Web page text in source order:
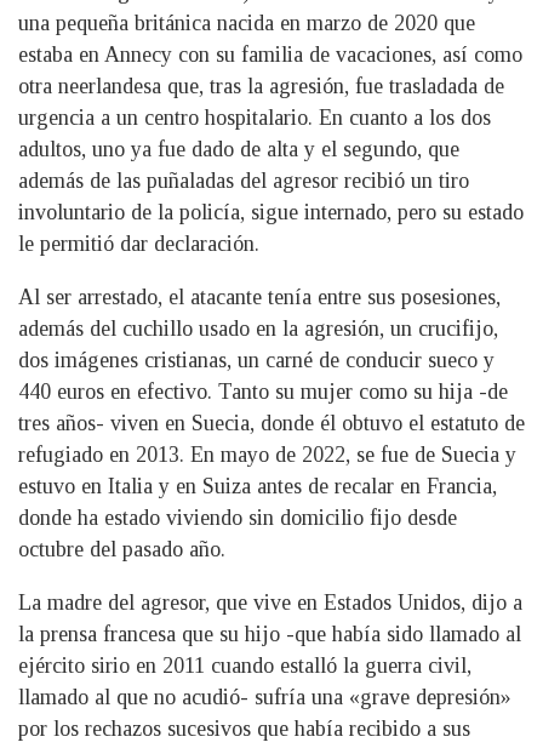
una pequeña británica nacida en marzo de 2020 que
estaba en Annecy con su familia de vacaciones, así como
otra neerlandesa que, tras la agresión, fue trasladada de
urgencia a un centro hospitalario. En cuanto a los dos
adultos, uno ya fue dado de alta y el segundo, que
además de las puñaladas del agresor recibió un tiro
involuntario de la policía, sigue internado, pero su estado
le permitió dar declaración.
Al ser arrestado, el atacante tenía entre sus posesiones,
además del cuchillo usado en la agresión, un crucifijo,
dos imágenes cristianas, un carné de conducir sueco y
440 euros en efectivo. Tanto su mujer como su hija -de
tres años- viven en Suecia, donde él obtuvo el estatuto de
refugiado en 2013. En mayo de 2022, se fue de Suecia y
estuvo en Italia y en Suiza antes de recalar en Francia,
donde ha estado viviendo sin domicilio fijo desde
octubre del pasado año.
La madre del agresor, que vive en Estados Unidos, dijo a
la prensa francesa que su hijo -que había sido llamado al
ejército sirio en 2011 cuando estalló la guerra civil,
llamado al que no acudió- sufría una «grave depresión»
por los rechazos sucesivos que había recibido a sus